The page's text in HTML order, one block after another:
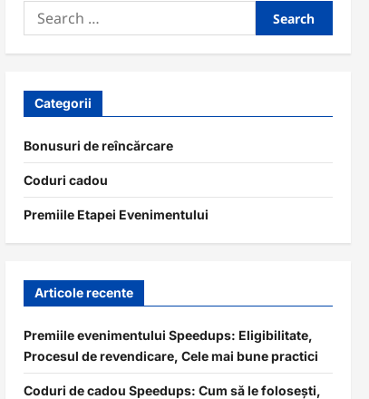
Search
for:
Categorii
Bonusuri de reîncărcare
Coduri cadou
Premiile Etapei Evenimentului
Articole recente
Premiile evenimentului Speedups: Eligibilitate,
Procesul de revendicare, Cele mai bune practici
Coduri de cadou Speedups: Cum să le folosești,